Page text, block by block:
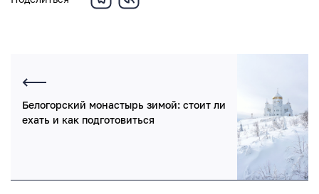
Белогорский монастырь зимой: стоит ли
ехать и как подготовиться